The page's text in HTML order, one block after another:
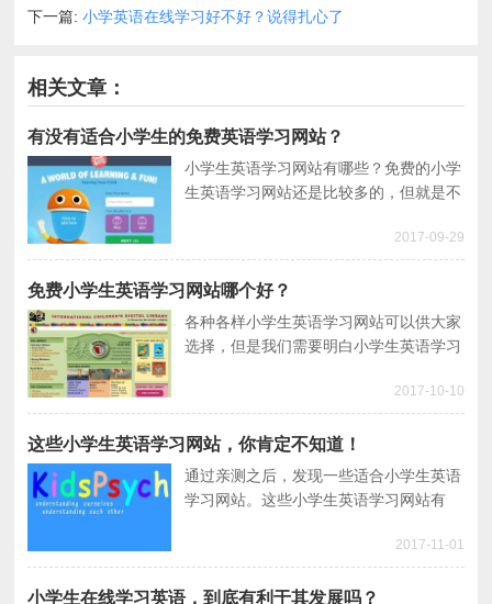
下一篇:小学英语在线学习好不好？说得扎心了
相关文章：
有没有适合小学生的免费英语学习网站？
小学生英语学习网站有哪些？免费的小学
生英语学习网站还是比较多的，但就是不
推荐了四个小学生英语学习网站给大家。
2017-09-29
免费小学生英语学习网站哪个好？
各种各样小学生英语学习网站可以供大家
选择，但是我们需要明白小学生英语学习
通过免费小学英语学习网站学习是不够
的。
2017-10-10
这些小学生英语学习网站，你肯定不知道！
通过亲测之后，发现一些适合小学生英语
学习网站。这些小学生英语学习网站有
语学习网站可以有效帮助英语学习。2017-11-01
小学生在线学习英语，到底有利于其发展吗？